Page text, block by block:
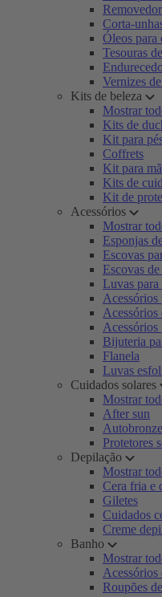
Corta-
Óleos para
Tesouras
Vernizes
Kits de beleza
Mostrar
Kits de
Kit para
Coffrets
Kit para
Kits de
Kit de
Acessórios
Mostrar
Esponjas
Escovas
Escovas
Luvas
Acessórios
Acessórios
Acessórios
Bijuteria
Flanela
Luvas
Cuidados solares
Mostrar
After sun
Protetores
Depilação
Mostrar
Cera fria e
Giletes
Cuidados
Creme
Banho
Mostrar
Acessórios
Roupões